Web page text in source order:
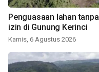
Penguasaan lahan tanpa
izin di Gunung Kerinci
Kamis, 6 Agustus 2026